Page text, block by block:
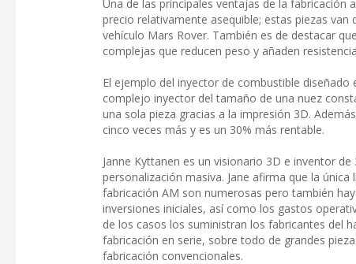
Una de las principales ventajas de la fabricación
precio relativamente asequible; estas piezas
vehículo Mars Rover. También es de destacar
complejas que reducen peso y añaden
El ejemplo del inyector de combustible
complejo inyector del tamaño de una nuez
una sola pieza gracias a la impresión 3D.
cinco veces más y es un 30% más rentable.
Janne Kyttanen es un visionario 3D e inventor
personalización masiva. Jane afirma que la
fabricación AM son numerosas pero también
inversiones iniciales, así como los gastos
de los casos los suministran los fabricantes del
fabricación en serie, sobre todo de grandes
fabricación convencionales.